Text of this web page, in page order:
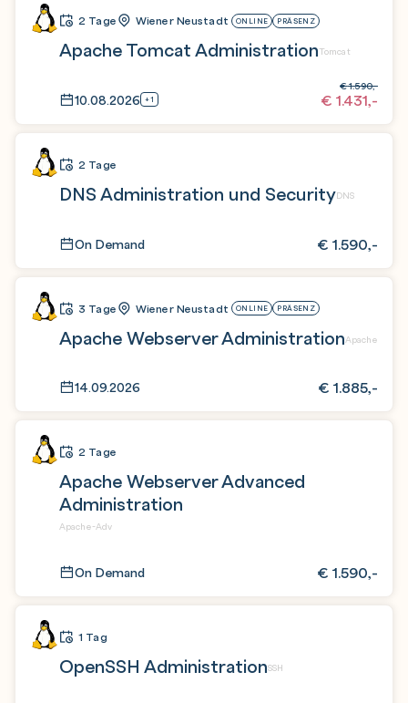
2 Tage Wiener Neustadt ONLINE PRÄSENZ
Apache Tomcat AdministrationTomcat
10.08.2026 +1 € 1.431,-
€1.590,-
2 Tage
DNS Administration und SecurityDNS
On Demand € 1.590,-
3 Tage Wiener Neustadt ONLINE PRÄSENZ
Apache Webserver AdministrationApache
14.09.2026 € 1.885,-
2 Tage
Apache Webserver Advanced
Administration
Apache-Adv
On Demand € 1.590,-
1 Tag
OpenSSH AdministrationSSH